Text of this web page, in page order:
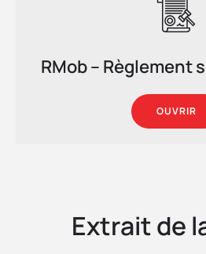
RMob – Règlement
OUVRIR
Extrait de